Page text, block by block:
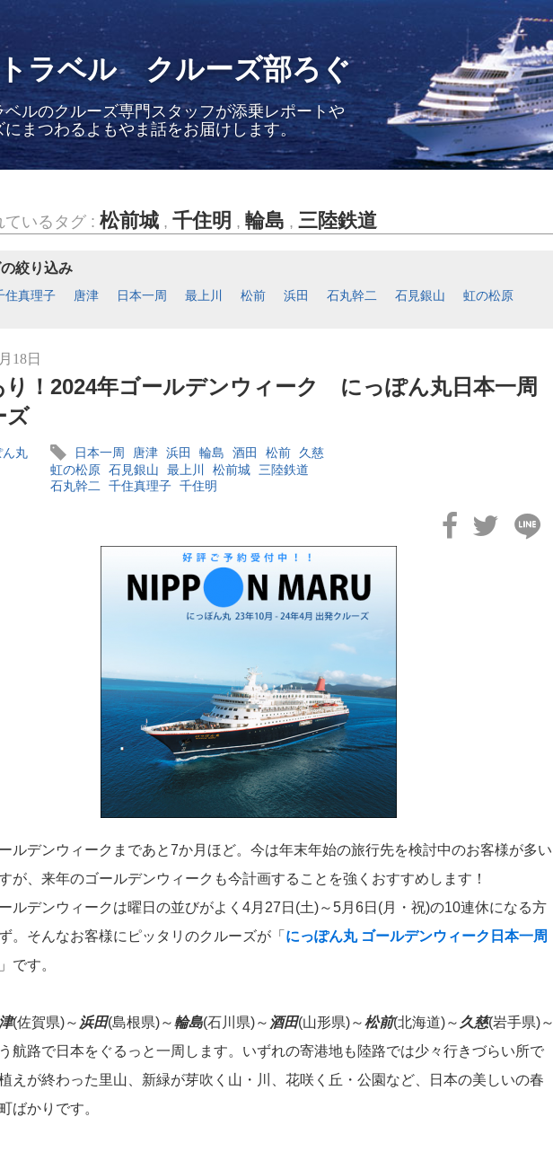
ラベル クルーズ部ろぐ
ベルのクルーズ専門スタッフが添乗レポートや
にまつわるよもやま話をお届けします。
ているタグ : 松前城 , 千住明 , 輪島 , 三陸鉄道
絞り込み
住真理子 唐津 日本一周 最上川 松前 浜田 石丸幹二 石見銀山
虹の松原
18日
り！2024年ゴールデンウィーク にっぽん丸日本一周
ズ
ん丸 日本一周 唐津 浜田 輪島 酒田 松前
久慈
虹の松原 石見銀山 最上川 松前城
三陸鉄道
石丸幹二
千住真理子 千住明
ルデンウィークまであと7か月ほど。今は年末年始の旅行先を検討中のお客様が多い
が、来年のゴールデンウィークも今計画することを強くおすすめします！
ルデンウィークは曜日の並びがよく4月27日(土)～5月6日(月・祝)の10連休になる方
。そんなお客様にピッタリのクルーズが「 にっぽん丸 ゴールデンウィーク日本一周
です。
(佐賀県)～ 浜田(島根県)～輪島(石川県)～ 酒田(山形県)～松前(北海道)～ 久慈(岩手県)～
航路で日本をぐるっと一周します。いずれの寄港地も陸路では少々行きづらい所で
えが終わった里山、新緑が芽吹く山・川、花咲く丘・公園など、日本の美しいの春
ばかりです。